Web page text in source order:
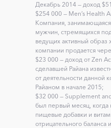
Декабрь 2014 — доход
$254 000 — Men’s Health
Компания,
мужчин, стремящихся
ведущих активный образ
компании продается
$23 000 — доход от Zen
сделавшей Райана
от деятельности данной
Райаном в начале 2015;
$32 000 — Supplement
был первый месяц,
пищевые добавки и
отрицательного баланса